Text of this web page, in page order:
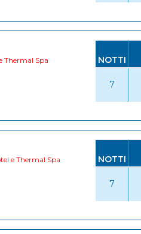
Thermal Spa
NOTTI
7
e Thermal Spa
NOTTI
7